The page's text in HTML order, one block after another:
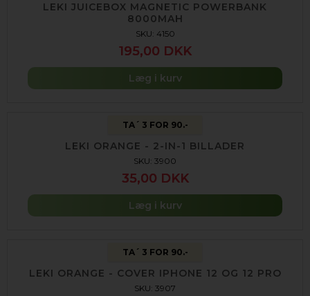
LEKI JUICEBOX MAGNETIC POWERBANK
8000MAH
SKU: 4150
195,00 DKK
Læg i kurv
TA´ 3 FOR 90.-
LEKI ORANGE - 2-IN-1 BILLADER
SKU: 3900
35,00 DKK
Læg i kurv
TA´ 3 FOR 90.-
LEKI ORANGE - COVER IPHONE 12 OG 12 PRO
SKU: 3907